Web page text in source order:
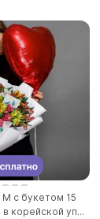
с букетом 15
корейской уп...